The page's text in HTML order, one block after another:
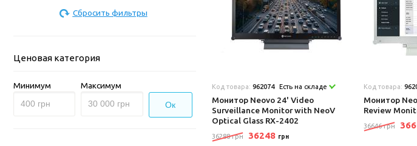
Сбросить фильтры
Ценовая категория
Минимум Максимум
Ок
Код товара: 962074 Есть на складе
Монитор Neovo 24' Video
Surveillance Monitor with NeoV
Optical Glass RX-2402
36288 грн 36248 грн
Код товара:
Монитор
Review
36646 грн